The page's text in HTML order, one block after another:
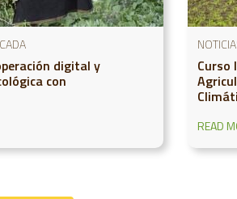
digital y
con
Curso
READ